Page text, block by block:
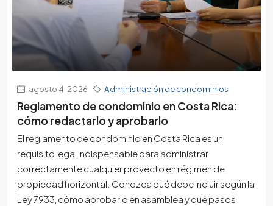
agosto 4, 2026 Administración de condominios
Reglamento de condominio en Costa Rica:
cómo redactarlo y aprobarlo
El reglamento de condominio en Costa Rica es un
requisito legal indispensable para administrar
correctamente cualquier proyecto en régimen de
propiedad horizontal. Conozca qué debe incluir según la
Ley 7933, cómo aprobarlo en asamblea y qué pasos